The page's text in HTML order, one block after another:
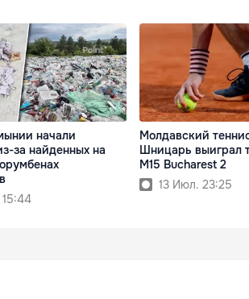
начали
за найденных на
Молдавский
Шницарь выиграл
M15 Bucharest 2
13 Июл. 23:25